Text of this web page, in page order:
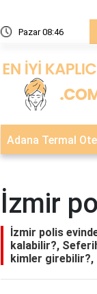
Pazar 08:46
Adana Termal
İzmir
İzmir polis
kalabilir?,
kimler girebilir?,